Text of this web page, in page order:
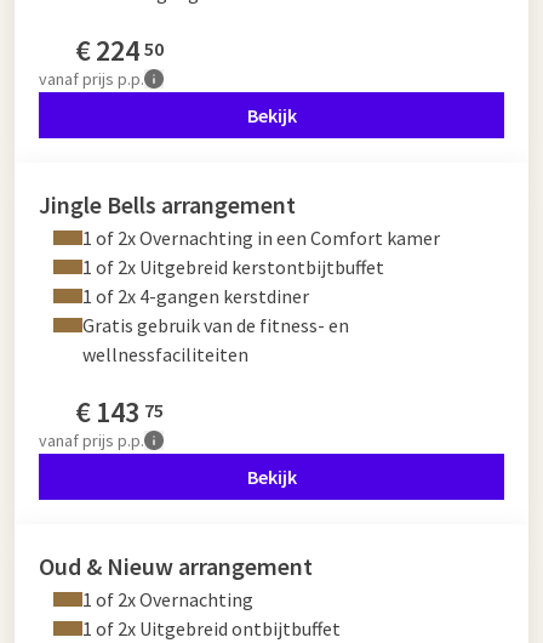
€224 50
vanafprijs p.p.
Bekijk
Jingle Bells arrangement
1 of 2x Overnachting in een Comfort kamer
1 of 2x Uitgebreid kerstontbijtbuffet
1 of 2x 4-gangen kerstdiner
Gratis gebruik van de fitness- en
wellnessfaciliteiten
€143 75
vanafprijs p.p.
Bekijk
Oud & Nieuw arrangement
1 of 2x Overnachting
1 of 2x Uitgebreid ontbijtbuffet